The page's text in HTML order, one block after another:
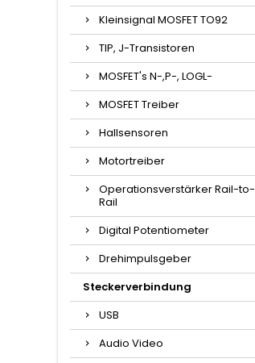
Kleinsignal MOSFET TO92
TIP, J-Transistoren
MOSFET's N-,P-, LOGL-
MOSFET Treiber
Hallsensoren
Motortreiber
Operationsverstärker Rail-to-
Rail
Digital Potentiometer
Drehimpulsgeber
Steckerverbindung
USB
Audio Video